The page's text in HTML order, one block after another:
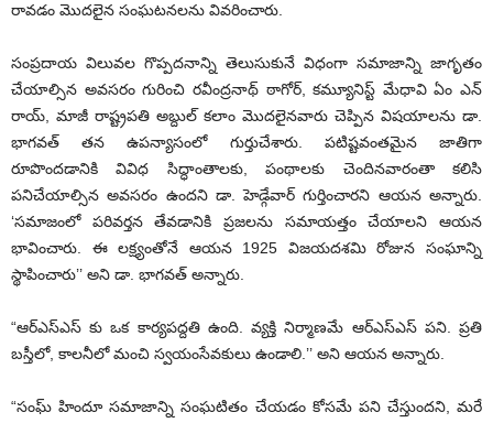
రావడం మొదలైన సంఘటనలను వివరించారు.
సంప్రదాయ విలువల గొప్పదనాన్ని తెలుసుకునే విధంగా సమాజాన్ని జాగృతం
చేయాల్సిన అవసరం గురించి రవీంద్రనాథ్ ఠాగోర్, కమ్యూనిస్ట్ మేధావి ఏం ఎన్
రాయ్, మాజీ రాష్ట్రపతి అబ్దుల్ కలాం మొదలైనవారు చెప్పిన విషయాలను డా.
భాగవత్ తన ఉపన్యాసంలో గుర్తుచేశారు. పటిష్టవంతమైన జాతిగా
రూపొందడానికి వివిధ సిద్ధాంతాలకు, పంథాలకు చెందినవారంతా కలిసి
పనిచేయాల్సిన అవసరం ఉందని డా. హెడ్గేవార్ గుర్తించారని ఆయన అన్నారు.
‘సమాజంలో పరివర్తన తేవడానికి ప్రజలను సమాయత్తం చేయాలని ఆయన
భావించారు. ఈ లక్ష్యంతోనే ఆయన 1925 విజయదశమి రోజున సంఘాన్ని
స్థాపించారు’’ అని డా. భాగవత్ అన్నారు.
“ఆర్ఎస్ఎస్ కు ఒక కార్యపద్దతి ఉంది. వ్యక్తి నిర్మాణమే ఆర్ఎస్ఎస్ పని. ప్రతి
బస్తీలో, కాలనీలో మంచి స్వయంసేవకులు ఉండాలి.’’ అని ఆయన అన్నారు.
“సంఘ్ హిందూ సమాజాన్ని సంఘటితం చేయడం కోసమే పని చేస్తుందని, మరే